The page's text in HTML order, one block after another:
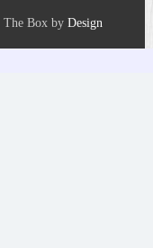
The Box byDesign